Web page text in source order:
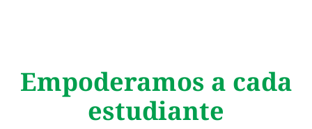
Empoderamos a cada
estudiante